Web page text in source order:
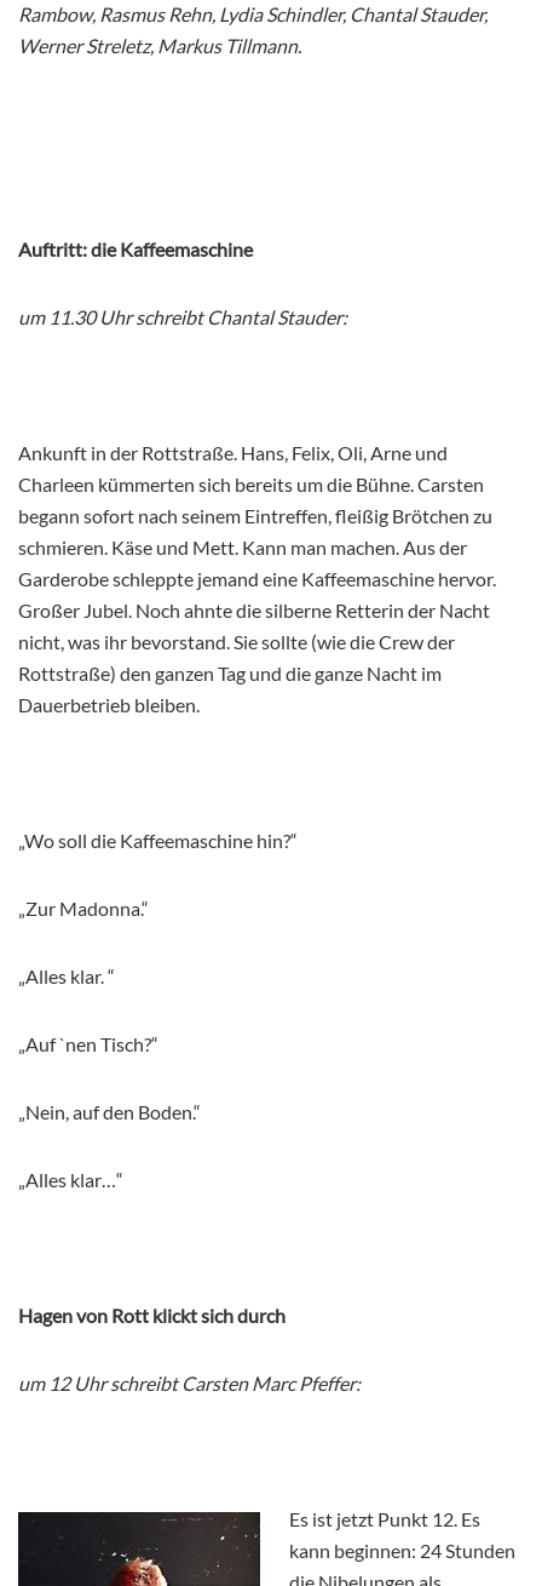
Rambow, Rasmus Rehn, Lydia Schindler, Chantal Stauder,
Werner Streletz, Markus Tillmann.
Auftritt: die Kaffeemaschine
um 11.30Uhrschreibt Chantal Stauder:
Ankunft in der Rottstraße. Hans, Felix, Oli, Arne und
Charleen kümmerten sich bereits um die Bühne. Carsten
begann sofort nach seinem Eintreffen, fleißig Brötchen zu
schmieren. Käse und Mett. Kann man machen. Aus der
Garderobe schleppte jemand eine Kaffeemaschine hervor.
Großer Jubel. Noch ahnte die silberne Retterin der Nacht
nicht, was ihr bevorstand. Sie sollte (wie die Crew der
Rottstraße) den ganzen Tag und die ganze Nacht im
Dauerbetrieb bleiben.
„Wo soll die Kaffeemaschine hin?“
„Zur Madonna.“
„Alles klar. “
„Auf `nen Tisch?“
„Nein, auf den Boden.“
„Alles klar…“
Hagen von Rott klickt sich durch
um 12 Uhr schreibt Carsten Marc Pfeffer:
Es ist jetzt Punkt 12. Es
kann beginnen: 24 Stunden